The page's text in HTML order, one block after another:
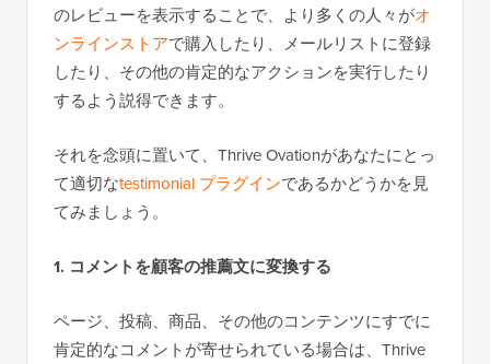
のレビューを表示することで、より多くの人々がオ
ンラインストアで購入したり、メールリストに登録
したり、その他の肯定的なアクションを実行したり
するよう説得できます。
それを念頭に置いて、Thrive Ovationがあなたにとっ
て適切なtestimonial プラグインであるかどうかを見
てみましょう。
1. コメントを顧客の推薦文に変換する
ページ、投稿、商品、その他のコンテンツにすでに
肯定的なコメントが寄せられている場合は、Thrive